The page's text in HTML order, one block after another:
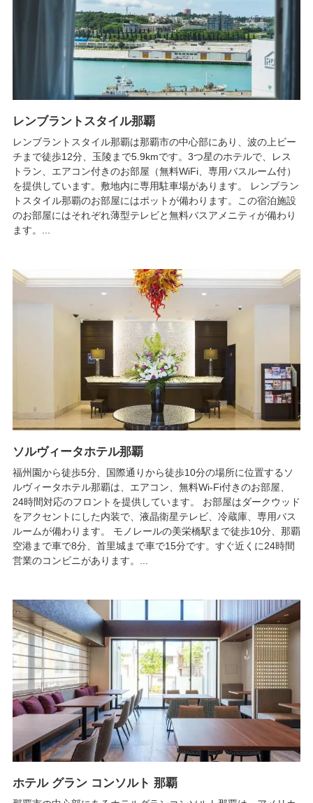
レンブラントスタイル那覇
レンブラントスタイル那覇は那覇市の中心部にあり、波の上ビー
チまで徒歩12分、玉陵まで5.9kmです。3つ星のホテルで、レス
トラン、エアコン付きのお部屋（無料WiFi、専用バスルーム付）
を提供しています。敷地内に専用駐車場があります。 レンブラン
トスタイル那覇のお部屋にはポットが備わります。この宿泊施設
のお部屋にはそれぞれ薄型テレビと無料バスアメニティが備わり
ます。...
ソルヴィータホテル那覇
福州園から徒歩5分、国際通りから徒歩10分の場所に位置するソ
ルヴィータホテル那覇は、エアコン、無料Wi-Fi付きのお部屋、
24時間対応のフロントを提供しています。 お部屋はダークウッド
をアクセントにした内装で、液晶衛星テレビ、冷蔵庫、専用バス
ルームが備わります。 モノレールの美栄橋駅まで徒歩10分、那覇
空港まで車で8分、首里城まで車で15分です。すぐ近くに24時間
営業のコンビニがあります。...
ホテル グラン コンソルト 那覇